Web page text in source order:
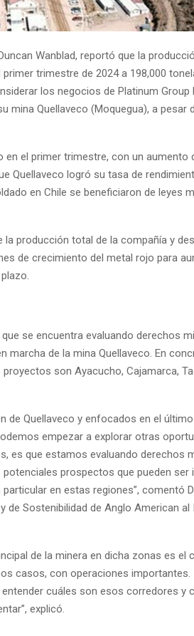
Wanblad, reportó que la
trimestre de 2024 a 198,000
los negocios de Platinum Group
mina Quellaveco (Moquegua), a pesar
el primer trimestre, con un aumento
Quellaveco logró su tasa de
en Chile se beneficiaron de leyes
la producción total de la compañía y
de crecimiento del metal rojo para
se encuentra evaluando derechos
marcha de la mina Quellaveco. En
son Ayacucho, Cajamarca,
de Quellaveco y enfocados en el
empezar a explorar otras
es que estamos evaluando derechos
prospectos que pueden ser
en estas regiones”, comentó
de Sostenibilidad de Anglo American
de la minera en dicha zonas es el
casos, con operaciones importantes.
cuáles son esos corredores y
explicó.